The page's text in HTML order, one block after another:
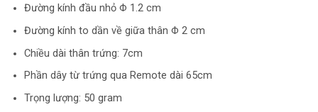
Đường kính đầu nhỏ Φ 1.2 cm
Đường kính to dần về giữa thân Φ 2 cm
Chiều dài thân trứng: 7cm
Phần dây từ trứng qua Remote dài 65cm
Trọng lượng: 50 gram